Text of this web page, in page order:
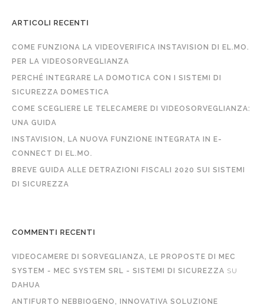
ARTICOLI RECENTI
COME FUNZIONA LA VIDEOVERIFICA INSTAVISION DI EL.MO.
PER LA VIDEOSORVEGLIANZA
PERCHÉ INTEGRARE LA DOMOTICA CON I SISTEMI DI
SICUREZZA DOMESTICA
COME SCEGLIERE LE TELECAMERE DI VIDEOSORVEGLIANZA:
UNA GUIDA
INSTAVISION, LA NUOVA FUNZIONE INTEGRATA IN E-
CONNECT DI EL.MO.
BREVE GUIDA ALLE DETRAZIONI FISCALI 2020 SUI SISTEMI
DI SICUREZZA
COMMENTI RECENTI
VIDEOCAMERE DI SORVEGLIANZA, LE PROPOSTE DI MEC
SYSTEM - MEC SYSTEM SRL - SISTEMI DI SICUREZZA SU
DAHUA
ANTIFURTO NEBBIOGENO, INNOVATIVA SOLUZIONE